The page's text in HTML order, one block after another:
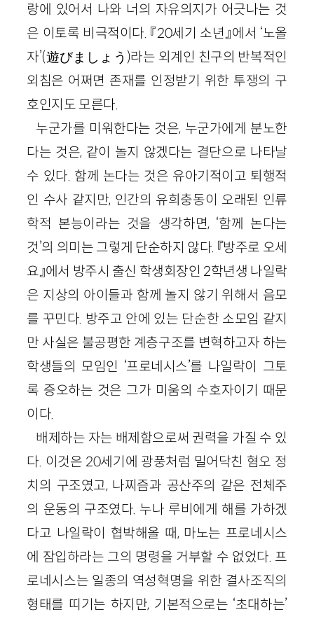
랑에 있어서 나와 너의 자유의지가 어긋나는 것
은 이토록 비극적이다. 『20세기 소년』에서 ‘노올
자’(遊びましょう)라는 외계인 친구의 반복적인
외침은 어쩌면 존재를 인정받기 위한 투쟁의 구
호인지도 모른다.
누군가를 미워한다는 것은, 누군가에게 분노한
다는 것은, 같이 놀지 않겠다는 결단으로 나타날
수 있다. 함께 논다는 것은 유아기적이고 퇴행적
인 수사 같지만, 인간의 유희충동이 오래된 인류
학적 본능이라는 것을 생각하면, ‘함께 논다는
것’의 의미는 그렇게 단순하지 않다. 『방주로 오세
요』에서 방주시 출신 학생회장인 2학년생 나일락
은 지상의 아이들과 함께 놀지 않기 위해서 음모
를 꾸민다. 방주고 안에 있는 단순한 소모임 같지
만 사실은 불공평한 계층구조를 변혁하고자 하는
학생들의 모임인 ‘프로네시스’를 나일락이 그토
록 증오하는 것은 그가 미움의 수호자이기 때문
이다.
배제하는 자는 배제함으로써 권력을 가질 수 있
다. 이것은 20세기에 광풍처럼 밀어닥친 혐오 정
치의 구조였고, 나찌즘과 공산주의 같은 전체주
의 운동의 구조였다. 누나 루비에게 해를 가하겠
다고 나일락이 협박해올 때, 마노는 프로네시스
에 잠입하라는 그의 명령을 거부할 수 없었다. 프
로네시스는 일종의 역성혁명을 위한 결사조직의
형태를 띠기는 하지만, 기본적으로는 ‘초대하는’